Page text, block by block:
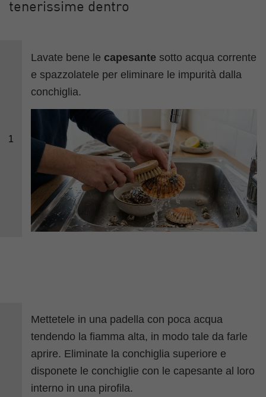
tenerissime dentro
1
Lavate bene le capesante sotto acqua corrente
e spazzolatele per eliminare le impurità dalla
conchiglia.
Mettetele in una padella con poca acqua
tendendo la fiamma alta, in modo tale da farle
aprire. Eliminate la conchiglia superiore e
disponete le conchiglie con le capesante al loro
interno in una pirofila.